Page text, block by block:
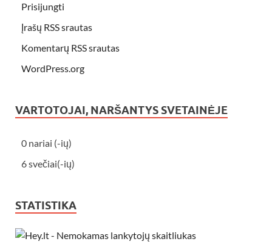
Prisijungti
Įrašų RSS srautas
Komentarų RSS srautas
WordPress.org
VARTOTOJAI, NARŠANTYS SVETAINĖJE
0 nariai (-ių)
6 svečiai(-ių)
STATISTIKA